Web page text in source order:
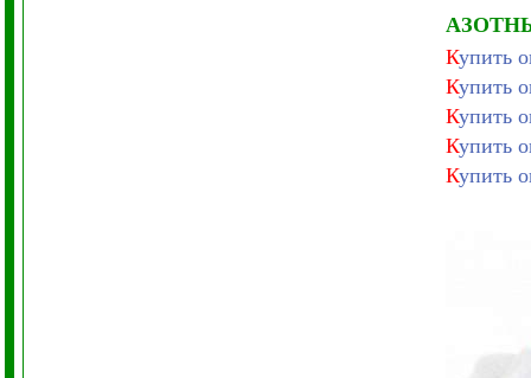
Купить
Купить
Купить
Купить
Купить